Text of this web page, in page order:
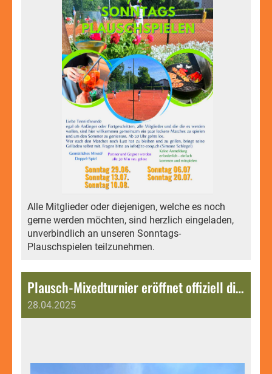
Alle Mitglieder oder diejenigen, welche es noch
gerne werden möchten, sind herzlich eingeladen,
unverbindlich an unseren Sonntags-
Plauschspielen teilzunehmen.
Plausch-Mixedturnier eröffnet offiziell die Saison 2025.
28.04.2025